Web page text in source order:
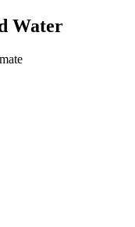
Water